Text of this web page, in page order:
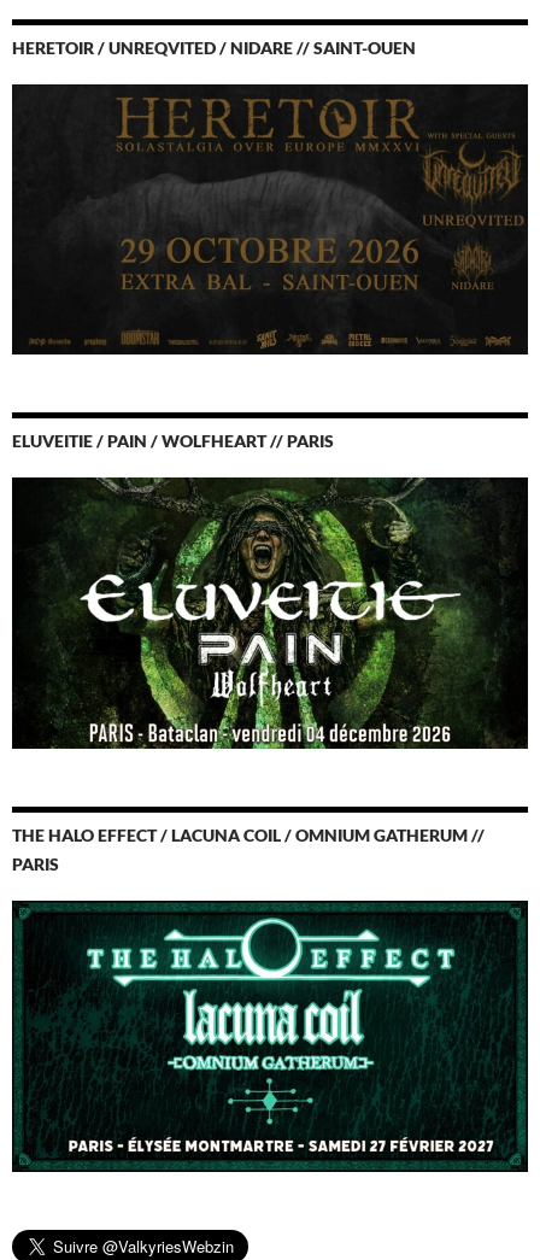
HERETOIR / UNREQVITED / NIDARE // SAINT-OUEN
ELUVEITIE / PAIN / WOLFHEART // PARIS
THE HALO EFFECT / LACUNA COIL / OMNIUM GATHERUM //
PARIS